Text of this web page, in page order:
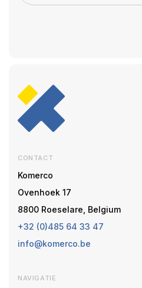
CONTACT
Komerco
Ovenhoek 17
8800 Roeselare, Belgium
+32 (0)485 64 33 47
info@komerco.be
NAVIGATIE